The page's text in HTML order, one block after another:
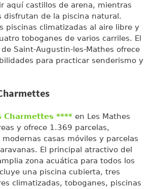
aquí castillos de arena, mientras
disfrutan de la piscina natural.
piscinas climatizadas al aire libre y
toboganes de varios carriles. El
Saint-Augustin-les-Mathes ofrece
para practicar senderismo y
Charmettes **** en Les Mathes
y ofrece 1.369 parcelas,
casas móviles y parcelas
El principal atractivo del
zona acuática para todos los
una piscina cubierta, tres
climatizadas, toboganes, piscinas